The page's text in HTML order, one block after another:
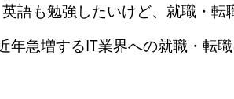
英語も勉強したいけど、就職・転
年急増するIT業界への就職・転